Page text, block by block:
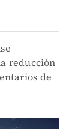
reducción
de